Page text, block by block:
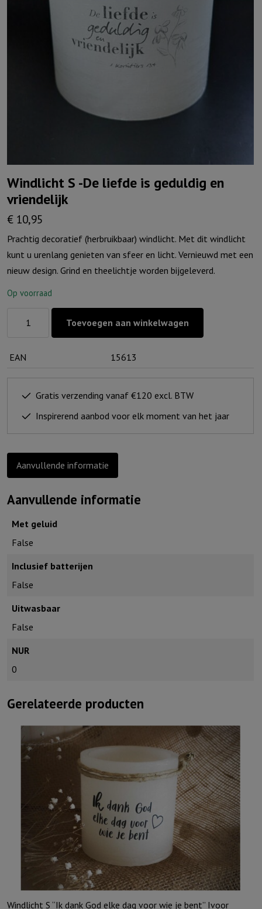
Windlicht S -De liefde is geduldig en
vriendelijk
€ 10,95
Prachtig decoratief (herbruikbaar) windlicht. Met dit windlicht
kunt u urenlang genieten van sfeer en licht. Vernieuwd met een
nieuw design. Grind en theelichtje worden bijgeleverd.
Op voorraad
De
liefde
aantal
Toevoegen aan winkelwagen
EAN 15613
Gratis verzending vanaf €120 excl. BTW
Inspirerend aanbod voor elk moment van het jaar
Aanvullende informatie
Aanvullende informatie
Met geluid
False
Inclusief batterijen
False
Uitwasbaar
False
NUR
0
Gerelateerde producten
Windlicht S “Ik dank God elke dag voor wie je bent” Ivoor